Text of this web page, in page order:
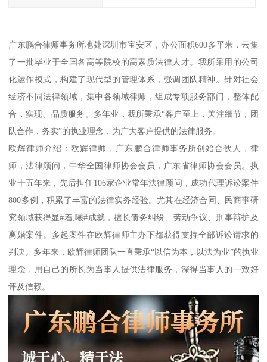
广东鹏合律师事务所地处深圳市宝安区，办公面积600多平米，云集
了一批毕业于全国各高等院校的高素质法律人才。我所采用的公司
化运作模式，构建了现代型的管理体系，强调团队精神。针对社会
经济不同法律领域，集中各领域律师，组成专项服务部门，整体配
合，实现、品质服务。多年业，我所秉承“客户至上，关注细节，团
队合作，务实”的执业理念，为广大客户提供的法律服务。
欧辉律师介绍：欧辉律师，广东鹏合律师事务所创始合伙人，律
师，法律顾问，中华全国律师协会会员，广东省律师协会会员。执
业十五年来，先后担任106家企业常年法律顾问，成功代理诉讼案件
800多例，积累了丰富的法律实务经验。尤其在经济合同、民商事研
究领域获得显#着,曦#成就，擅长债务纠纷、劳动争议、刑事辩护及
离婚案件。多起案件在欧辉律师主办下都获得支持全部诉讼请求的
判决。多年来，欧辉律师团队一直秉承“以信为本，以法为业”的执业
理念，用自己的所长为当事人提供法律服务，深得当事人的一致好
评及信赖。